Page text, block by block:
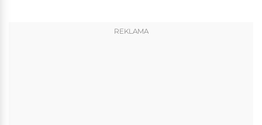
REKLAMA